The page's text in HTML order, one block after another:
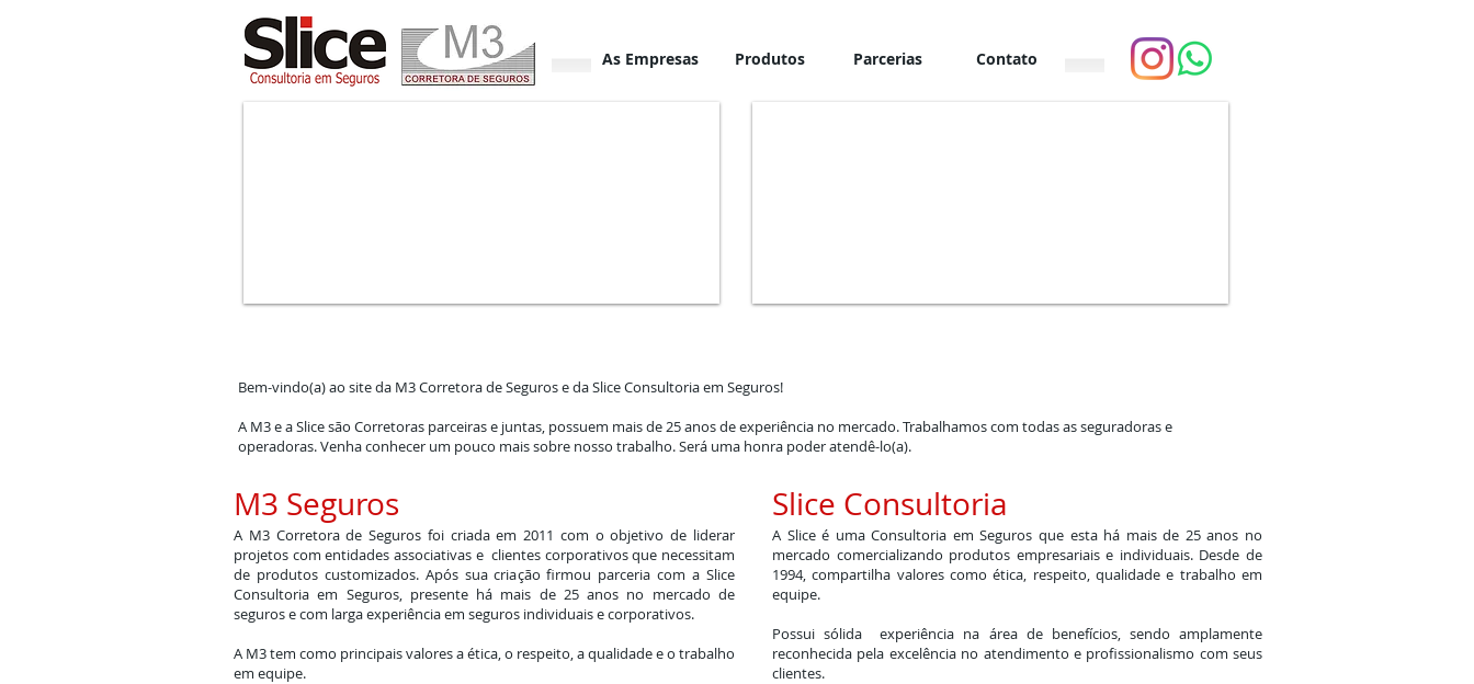
As Empresas Produtos Parcerias Contato
Bem-vindo(a) ao site da M3 Corretora de Seguros e da Slice Consultoria em Seguros!
A M3 e a Slice são Corretoras parceiras e juntas, possuem mais de 25 anos de experiência no mercado. Trabalhamos com todas as seguradoras e
operadoras. Venha conhecer um pouco mais sobre nosso trabalho. Será uma honra poder atendê-lo(a).
M3 Seguros
A M3 Corretora de Seguros foi criada em 2011 com o objetivo de liderar
projetos com entidades associativas e clientes corporativos que necessitam
de produtos customizados. Após sua criação firmou parceria com a Slice
Consultoria em Seguros, presente há mais de 25 anos no mercado de
seguros e com larga experiência em seguros individuais e corporativos.
A M3 tem como principais valores a ética, o respeito, a qualidade e o trabalho
em equipe.
Slice Consultoria
A Slice é uma Consultoria em Seguros que esta há mais de 25 anos no
mercado comercializando produtos empresariais e individuais. Desde de
1994, compartilha valores como ética, respeito, qualidade e trabalho em
equipe.
Possui sólida experiência na área de benefícios, sendo amplamente
reconhecida pela excelência no atendimento e profissionalismo com seus
clientes.